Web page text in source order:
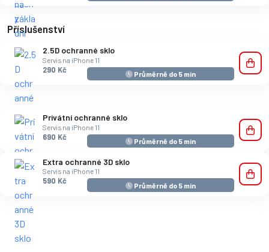
Příslušenství
2.5D ochranné sklo
Servis na iPhone 11
290 Kč
Průměrně do 5 min
Privátní ochranné sklo
Servis na iPhone 11
690 Kč
Průměrně do 5 min
Extra ochranné 3D sklo
Servis na iPhone 11
590 Kč
Průměrně do 5 min